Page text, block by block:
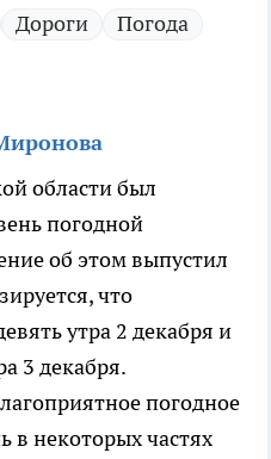
Дороги
Погода
области был
погодной
об этом выпустил
что
утра 2 декабря и
3 декабря.
погодное
в некоторых частях